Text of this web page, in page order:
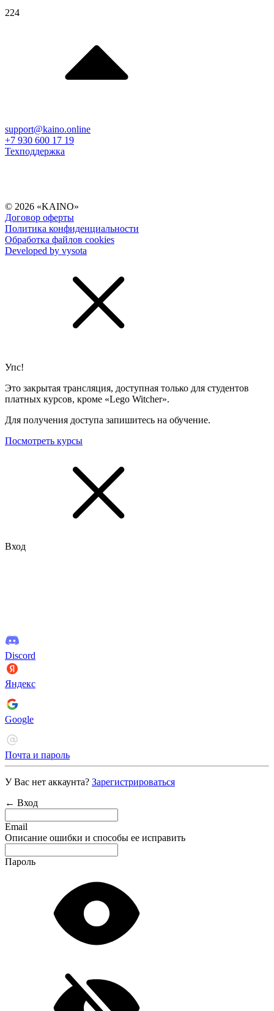
224
support@kaino.online
+7 930 600 17 19
Техподдержка
© 2026 «KAINO»
Договор оферты
Политика конфиденциальности
Обработка файлов cookies
Developed by vysota
Упс!
Это закрытая трансляция, доступная только для студентов
платных курсов, кроме «Lego Witcher».
Для получения доступа запишитесь на обучение.
Посмотреть курсы
Вход
Discord
Яндекс
Google
Почта и пароль
У Вас нет аккаунта? Зарегистрироваться
← Вход
Email
Описание ошибки и способы ее исправить
Пароль